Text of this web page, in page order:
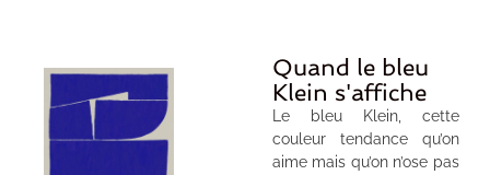
Quand le bleu
Klein s'affiche
Le bleu Klein, cette
couleur tendance qu’on
aime mais qu’on n’ose pas